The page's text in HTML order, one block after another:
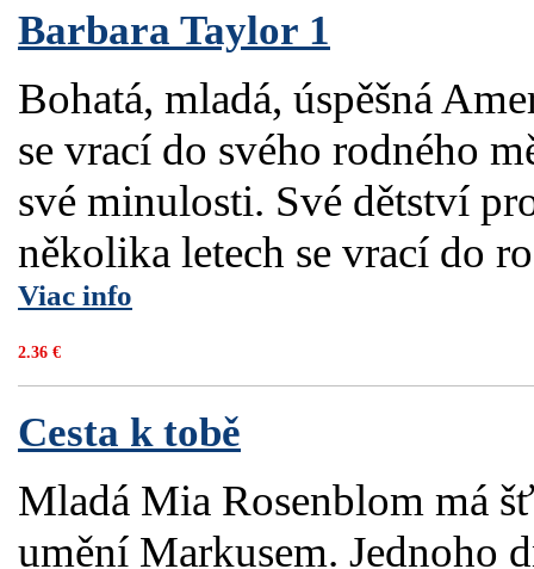
Barbara Taylor 1
Bohatá, mladá, úspěšná
se vrací do svého rodného
své minulosti. Své dětství
několika letech se vrací do
Viac info
2.36 €
Cesta k tobě
Mladá Mia Rosenblom má
umění Markusem. Jednoho